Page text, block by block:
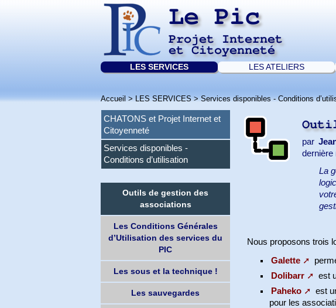
Le Pic
Projet Internet
et Citoyenneté
LES SERVICES LES ATELIERS
Accueil>LES SERVICES>Services disponibles - Conditions
CHATONS et Projet Internet et
Citoyenneté
Services disponibles -
Conditions d’utilisation
Outils de gestion des
associations
Les Conditions Générales
d’Utilisation des services du
PIC
Les sous et la technique !
Les sauvegardes
par
dernière
La
Nous proposons trois
Galette
Dolibarr
est
Paheko
est
pour les